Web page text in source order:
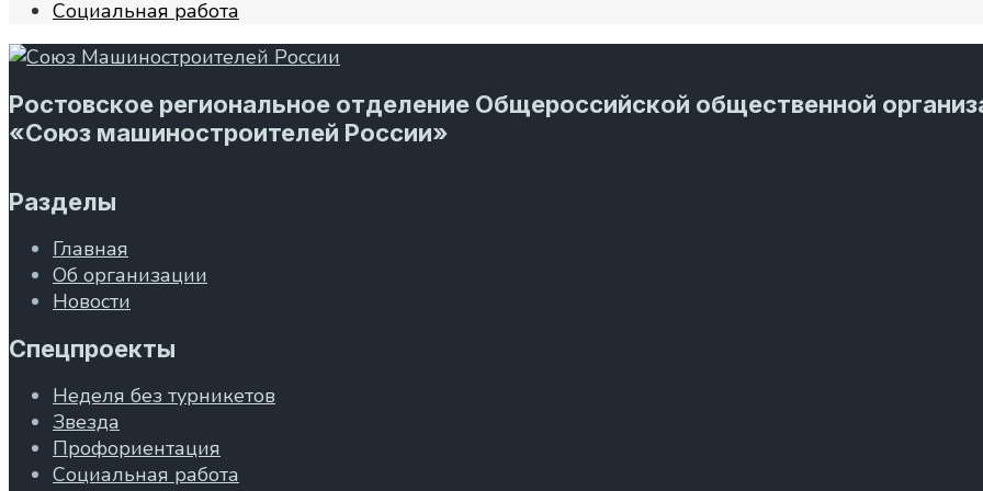
Социальная работа
Ростовское региональное отделение Общероссийской общественной
«Союз машиностроителей России»
Разделы
Главная
Об организации
Новости
Спецпроекты
Неделя без турникетов
Звезда
Профориентация
Социальная работа